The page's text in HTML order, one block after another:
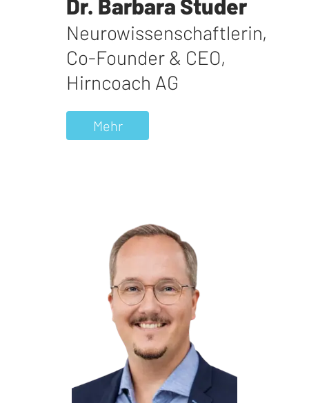
Dr. Barbara Studer
Neurowissenschaftlerin,
Co-Founder & CEO,
Hirncoach AG
Mehr